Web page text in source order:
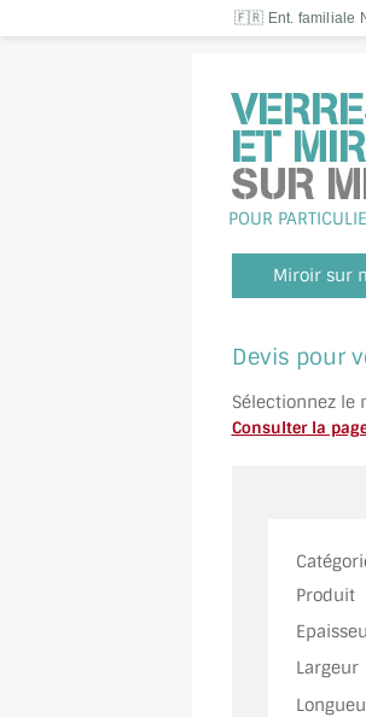
🇫🇷 Ent. familiale
POUR
Miroir sur
Devis pour
Sélectionnez
Consulter la
Produit
Largeur